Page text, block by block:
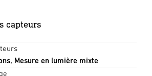
capteurs
Mesure en lumière mixte